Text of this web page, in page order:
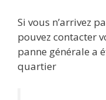
Si vous n’arrivez
pouvez contacter
panne générale a
quartier